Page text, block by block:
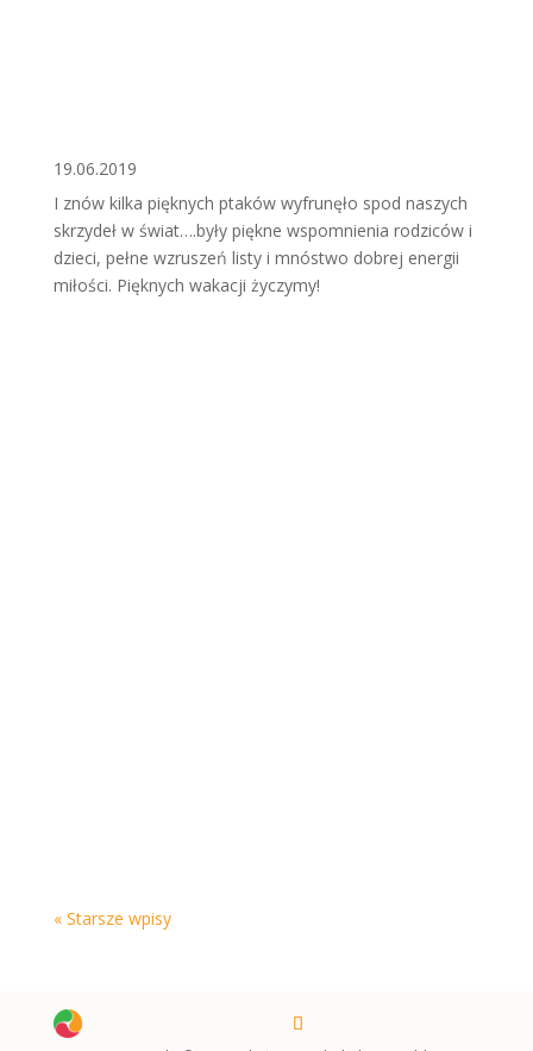
19.06.2019
I znów kilka pięknych ptaków wyfrunęło spod naszych
skrzydeł w świat….były piękne wspomnienia rodziców i
dzieci, pełne wzruszeń listy i mnóstwo dobrej energii
miłości. Pięknych wakacji życzymy!
« Starsze wpisy